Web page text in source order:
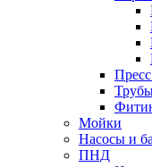
Мойки
Насосы и
ПНД